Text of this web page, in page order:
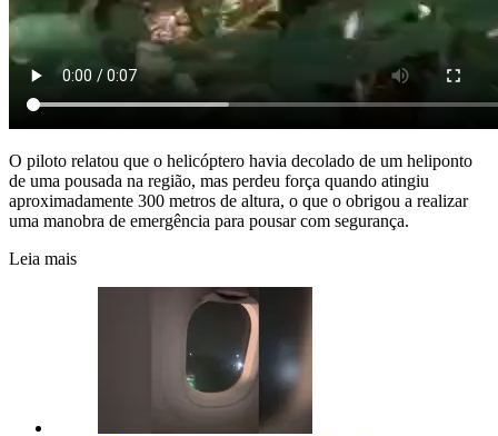
O piloto relatou que o helicóptero havia decolado de um heliponto
de uma pousada na região, mas perdeu força quando atingiu
aproximadamente 300 metros de altura, o que o obrigou a realizar
uma manobra de emergência para pousar com segurança.
Leia mais